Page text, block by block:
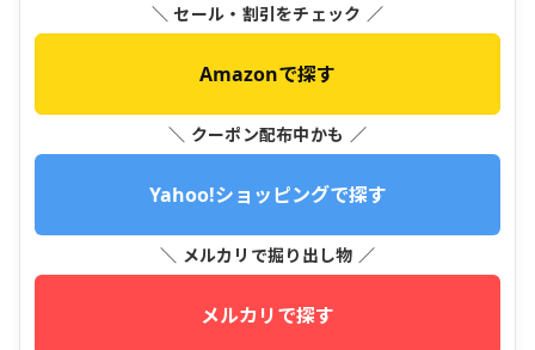
＼ セール・割引をチェック ／
Amazonで探す
＼ クーポン配布中かも ／
Yahoo!ショッピングで探す
＼ メルカリで掘り出し物 ／
メルカリで探す